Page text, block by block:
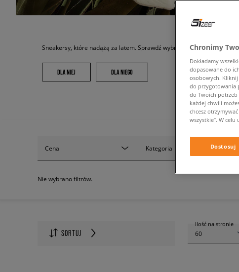
Sneakersy, które nadążą za latem. Sprawdź wybrane modele w Sizeer.
DLA NIEJ DLA NIEGO
SORTUJ
Ilość na stronie
60
Cena Kategoria
Nie wybrano filtrów.
Chronimy
Dokładamy
dopasowane do
osobowych. Kliknij
do przygotowania
do Twoich potrzeb
każdej chwili
chcesz
wszystkie”. W
Dostosuj